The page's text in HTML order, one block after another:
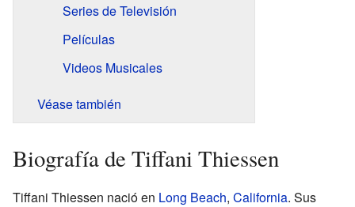
Series de Televisión
Películas
Videos Musicales
Véase también
Biografía de Tiffani Thiessen
Tiffani Thiessen nació en Long Beach, California. Sus